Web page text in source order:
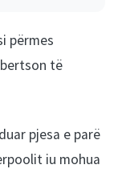
përmes
të
pjesa e parë
iu mohua